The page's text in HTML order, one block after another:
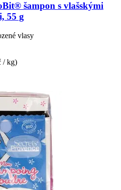
šampon s vlašskými
55 g
vlasy
/ kg)